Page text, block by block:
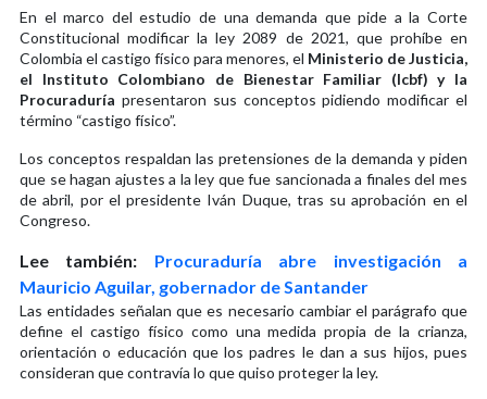
En el marco del estudio de una demanda que pide a la Corte
Constitucional modificar la ley 2089 de 2021, que prohíbe en
Colombia el castigo físico para menores, el Ministerio de Justicia,
el Instituto Colombiano de Bienestar Familiar (Icbf) y la
Procuraduría presentaron sus conceptos pidiendo modificar el
término “castigo físico”.
Los conceptos respaldan las pretensiones de la demanda y piden
que se hagan ajustes a la ley que fue sancionada a finales del mes
de abril, por el presidente Iván Duque, tras su aprobación en el
Congreso.
Lee también: Procuraduría abre investigación a
Mauricio Aguilar, gobernador de Santander
Las entidades señalan que es necesario cambiar el parágrafo que
define el castigo físico como una medida propia de la crianza,
orientación o educación que los padres le dan a sus hijos, pues
consideran que contravía lo que quiso proteger la ley.